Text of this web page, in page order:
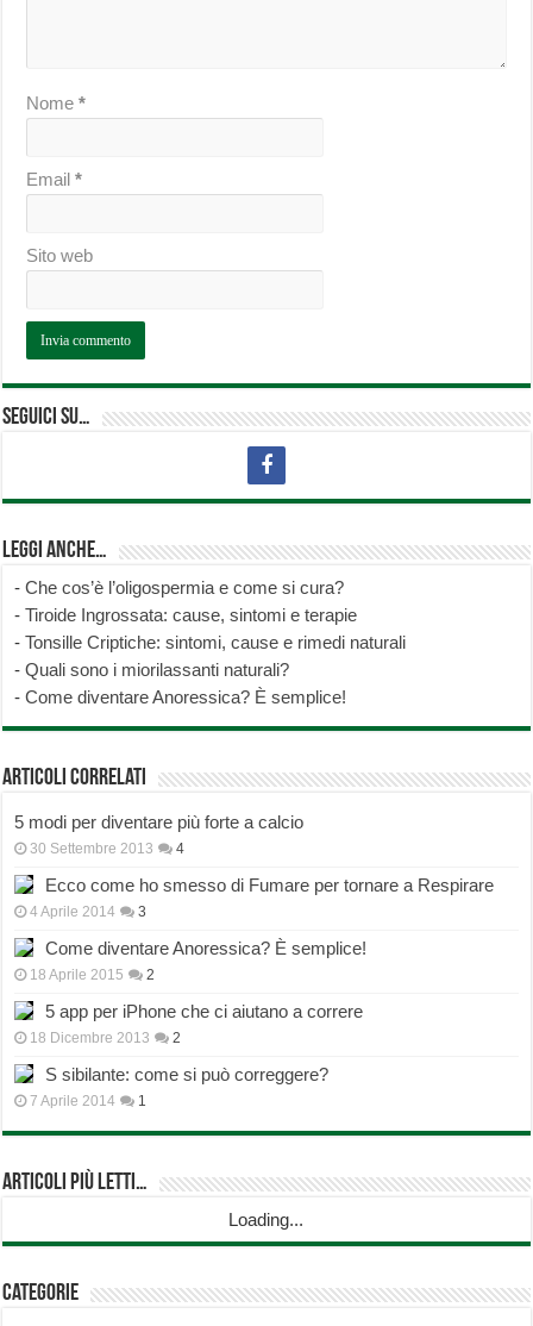
Nome*
Email*
Sito web
Seguici su…
Leggi anche…
-Che cos’è l’oligospermia e come si cura?
-Tiroide Ingrossata: cause, sintomi e terapie
-Tonsille Criptiche: sintomi, cause e rimedi naturali
-Quali sono i miorilassanti naturali?
-Come diventare Anoressica? È semplice!
Articoli correlati
5 modi per diventare più forte a calcio
30 Settembre 2013 4
Ecco come ho smesso di Fumare per tornare a Respirare
4 Aprile 2014 3
Come diventare Anoressica? È semplice!
18 Aprile 2015 2
5 app per iPhone che ci aiutano a correre
18 Dicembre 2013 2
S sibilante: come si può correggere?
7 Aprile 2014 1
Articoli più Letti…
Loading...
Categorie